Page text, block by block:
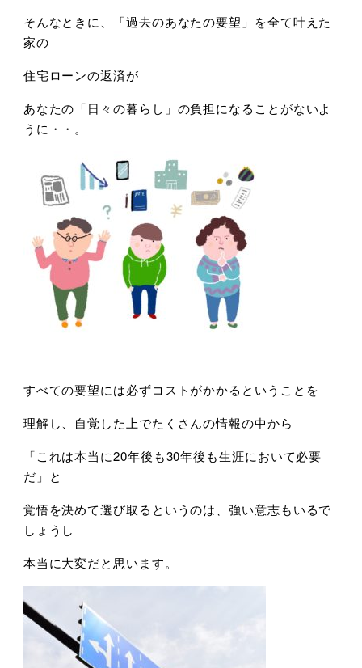
そんなときに、「過去のあなたの要望」を全て叶えた
家の
住宅ローンの返済が
あなたの「日々の暮らし」の負担になることがないよ
うに・・。
すべての要望には必ずコストがかかるということを
理解し、自覚した上でたくさんの情報の中から
「これは本当に20年後も30年後も生涯において必要
だ」と
覚悟を決めて選び取るというのは、強い意志もいるで
しょうし
本当に大変だと思います。